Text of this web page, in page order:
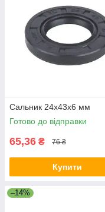
Сальник 24x43x6 мм
Готово до відправки
65,36 ₴ 76 ₴
Купити
–14%